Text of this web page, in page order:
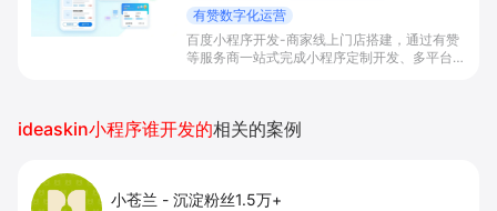
有赞数字化运营
百度小程序开发-商家线上门店搭建，通过有赞
等服务商一站式完成小程序定制开发、多平台联
ideaskin小程序谁开发的相关的案例
小苍兰 - 沉淀粉丝1.5万+